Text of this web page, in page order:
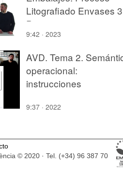
Litografiado Envases 3
Piezas.
9:42 · 2023
AVD. Tema 2.
operacional:
instrucciones
9:37 · 2022
© 2020 · Tel. (+34) 96 387 70